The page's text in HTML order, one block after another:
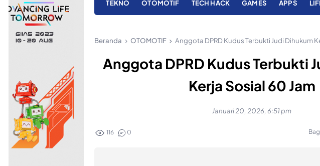
TEKNO OTOMOTIF TECH HACK GAMES APPS
Beranda OTOMOTIF Anggota DPRD Kudus Terbukti Judi Dihukum
Anggota DPRD Kudus Terbukti
Kerja Sosial 60 Jam
Januari 20, 2026, 6:51 pm
116 0